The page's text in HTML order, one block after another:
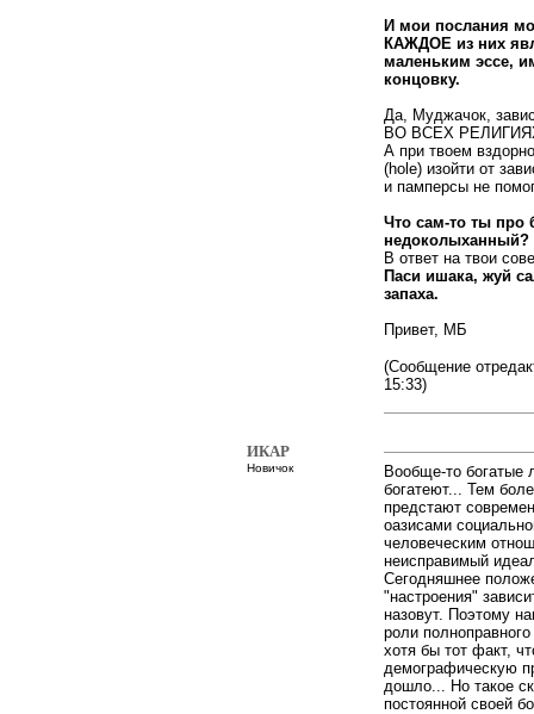
И мои послания
КАЖДОЕ из них
маленьким эссе,
концовку.
Да, Муджачок,
ВО ВСЕХ
А при твоем
(hole) изойти от
и памперсы не
Что сам-то ты про
недоколыханный?
В ответ на твои
Паси ишака, жуй
запаха.
Привет, МБ
(Сообщение
15:33)
ИКАР
Новичок
Вообще-то
богатеют... Тем
предстают
оазисами
человеческим
неисправимый
Сегодняшнее
"настроения"
назовут. Поэтому
роли
хотя бы тот факт,
демографическую
дошло... Но такое
постоянной своей